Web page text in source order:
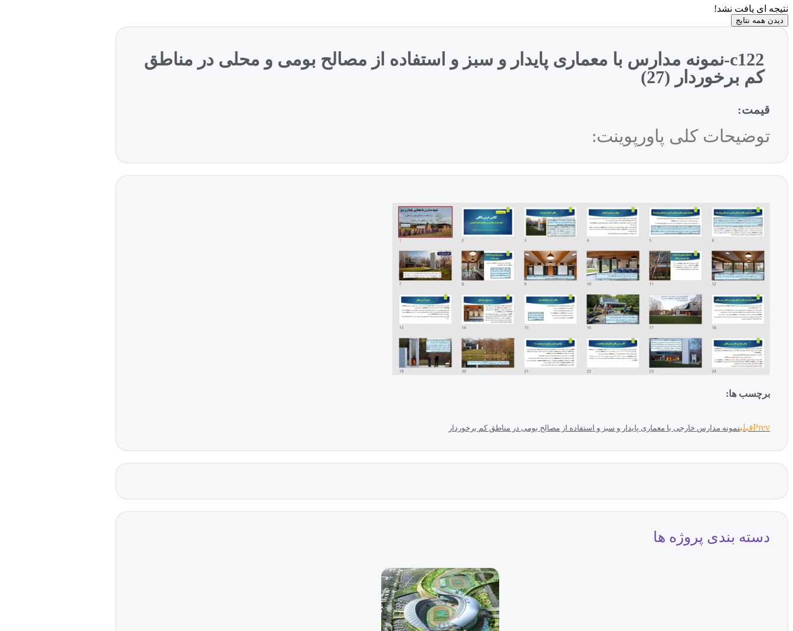
نتیجه ای یافت نشد!
دیدن همه نتایج
c122-نمونه مدارس با معماری پایدار و سبز و استفاده از مصالح بومی و محلی در مناطق
کم برخوردار (27)
قیمت:
توضیحات کلی پاورپوینت:
برچسب ها:
Prevقبلینمونه مدارس خارجی با معماری پایدار و سبز و استفاده از مصالح بومی در مناطق کم برخوردار
دسته بندی پروژه ها